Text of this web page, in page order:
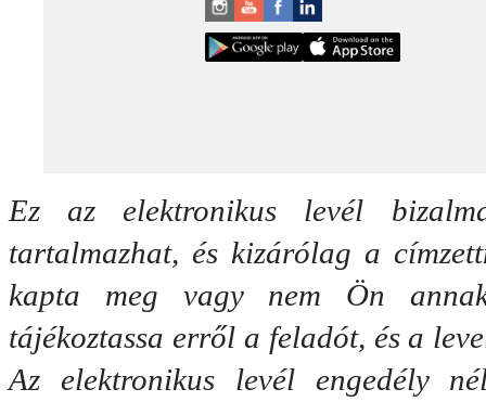
Ez az elektronikus levél
tartalmazhat, és kizárólag a
kapta meg vagy nem Ön
tájékoztassa erről a feladót, és a
Az elektronikus levél engedély